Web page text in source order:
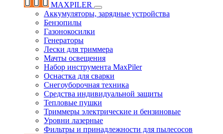
MAXPILER
Аккумуляторы, зарядные устройства
Бензопилы
Газонокосилки
Генераторы
Лески для триммера
Мачты освещения
Набор инструмента MaxPiler
Оснастка для сварки
Снегоуборочная техника
Средства индивидуальной защиты
Тепловые пушки
Триммеры электрические и бензиновые
Уровни лазерные
Фильтры и принадлежности для пылесосов